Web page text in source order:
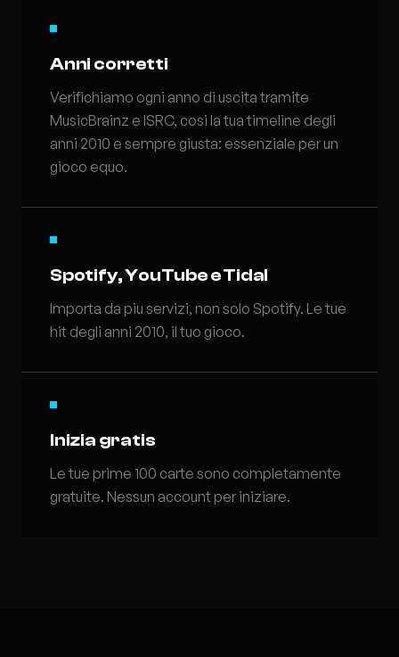
Anni corretti
Verifichiamo ogni anno di uscita tramite
MusicBrainz e ISRC, cosi la tua timeline degli
anni 2010 e sempre giusta: essenziale per un
gioco equo.
Spotify, YouTube e Tidal
Importa da piu servizi, non solo Spotify. Le tue
hit degli anni 2010, il tuo gioco.
Inizia gratis
Le tue prime 100 carte sono completamente
gratuite. Nessun account per iniziare.